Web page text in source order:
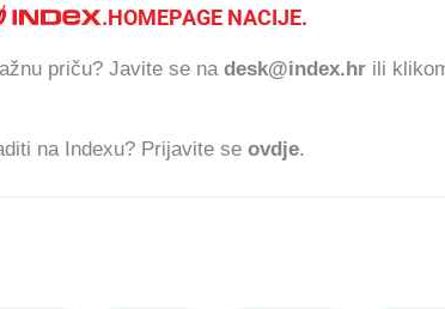
.HOMEPAGE NACIJE.
priču? Javite se na desk@index.hr ili
na Indexu? Prijavite se ovdje.